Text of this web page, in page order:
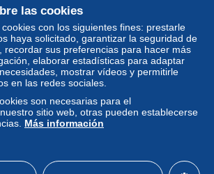
las cookies
con los siguientes fines: prestarle
haya solicitado, garantizar la seguridad de
recordar sus preferencias para hacer más
elaborar estadísticas para adaptar
mostrar vídeos y permitirle
en las redes sociales.
son necesarias para el
sitio web, otras pueden establecerse
Más información